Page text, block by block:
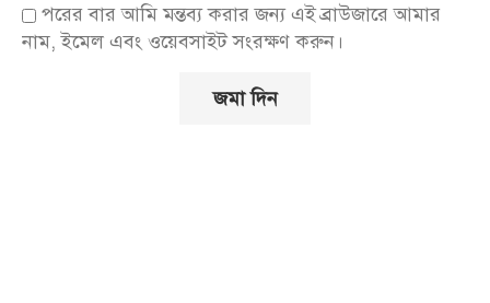
পরের বার আমি মন্তব্য করার জন্য এই ব্রাউজারে আমার
নাম, ইমেল এবং ওয়েবসাইট সংরক্ষণ করুন।